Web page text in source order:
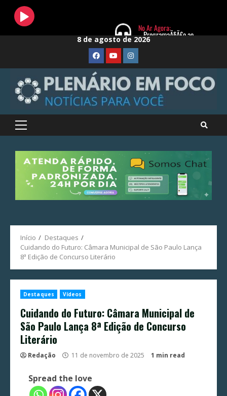
Skip
8 de agosto de 2026
FaceBook
YoutubeInstagram
Primary
Início
Destaques
Cuidando do Futuro: Câmara Municipal de São Paulo Lança
8ª Edição de Concurso Literário
Destaques Vídeos
Cuidando do Futuro: Câmara Municipal de
São Paulo Lança 8ª Edição de Concurso
Literário
Redação 11 de novembro de 2025 1 min read
Spread the love